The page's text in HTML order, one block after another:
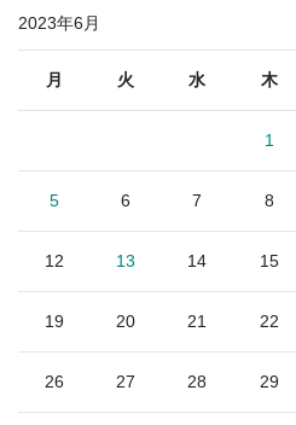
2023年6月
月 火 水 木
1
5 6 7 8
12 13 14 15
19 20 21 22
26 27 28 29